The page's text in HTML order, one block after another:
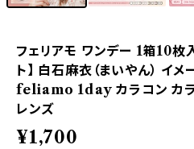
フェリアモ ワンデー 1箱10枚
ト】 白石麻衣（まいやん） イ
feliamo 1day カラコン カラ
レンズ
¥1,700